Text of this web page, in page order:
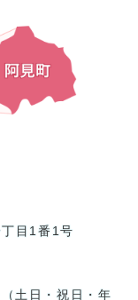
目1番1号
土日・祝日・年